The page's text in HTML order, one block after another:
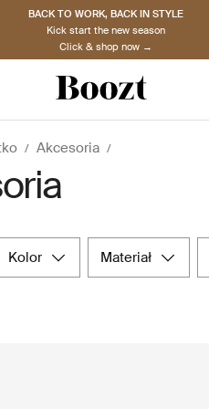
BACK TO WORK, BACK IN STYLE
Kick start the new season
Click & shop now →
Akcesoria
kolor materiał